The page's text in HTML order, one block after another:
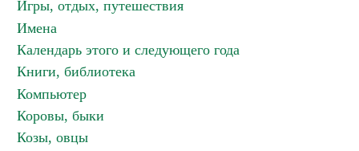
Игры, отдых, путешествия
Имена
Календарь этого и следующего года
Книги, библиотека
Компьютер
Коровы, быки
Козы, овцы